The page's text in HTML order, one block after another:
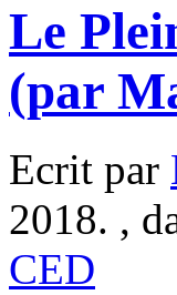
Le
(par
Ecrit par
2018. ,
CED